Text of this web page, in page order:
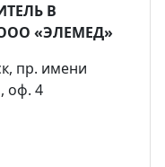
В
«ЭЛЕМЕД»
пр. имени
оф. 4